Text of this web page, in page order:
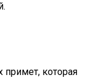
примет, которая